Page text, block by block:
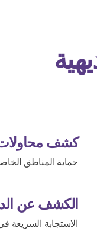
كشف
حماية المناطق
الكشف عن
الاستجابة